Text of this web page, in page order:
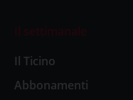
Il settimanale
Il Ticino
Abbonamenti